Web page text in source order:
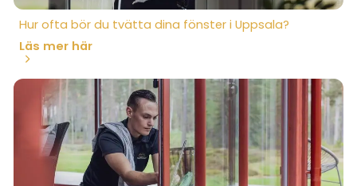
Hur ofta bör du tvätta dina fönster i Uppsala?
Läs mer här